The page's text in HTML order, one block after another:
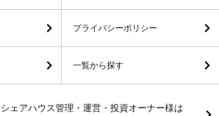
プライバシーポリシー
一覧から探す
シェアハウス管理・運営・投資オーナー様は